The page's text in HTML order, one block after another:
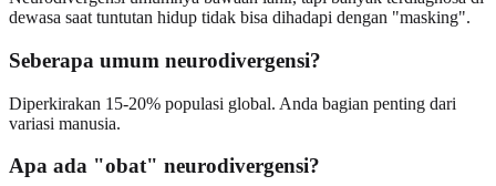
dewasa saat tuntutan hidup tidak bisa dihadapi dengan "masking".
Seberapa umum neurodivergensi?
Diperkirakan 15-20% populasi global. Anda bagian penting dari
variasi manusia.
Apa ada "obat" neurodivergensi?